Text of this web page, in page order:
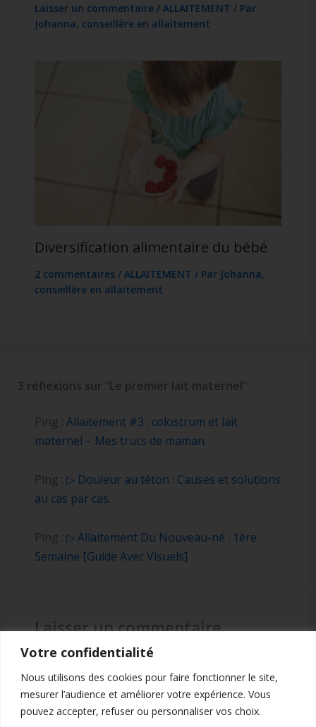
Votre confidentialité
Nous utilisons des cookies pour faire fonctionner le site,
mesurer l’audience et améliorer votre expérience. Vous
pouvez accepter, refuser ou personnaliser vos choix.
Laisser un commentaire / ALLAITEMENT / Par
Johanna, conseillère en allaitement
Diversification alimentaire du bébé
2 commentaires / ALLAITEMENT / Par Johanna,
conseillère en allaitement
3 réflexions sur “Le premier lait maternel”
Ping : Allaitement #3 : colostrum et lait
maternel – Mes trucs de maman
Ping : ▷ Douleur au téton : Causes et solutions
au cas par cas.
Ping : ▷ Allaitement Du Nouveau-né : 1ère
Semaine [Guide Avec Visuels]
Laisser un commentaire
commentaire.